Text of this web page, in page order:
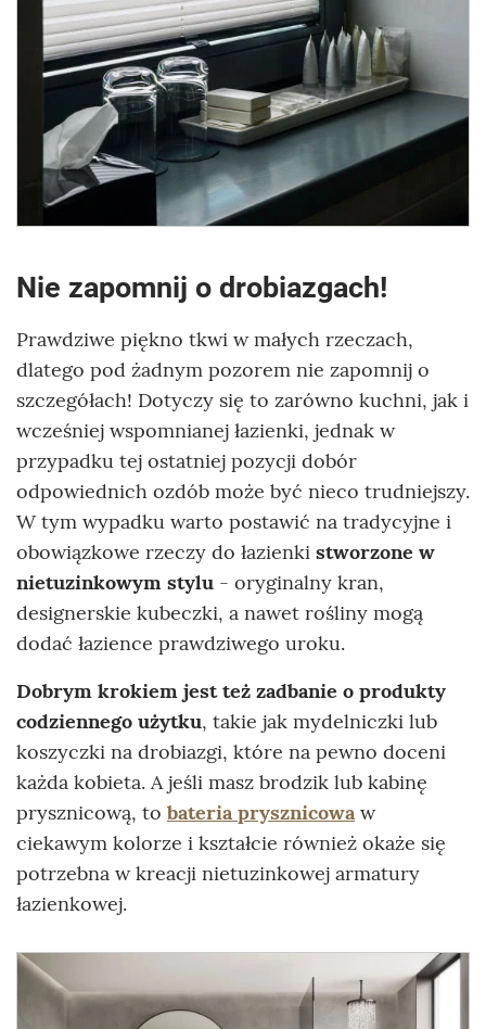
Nie zapomnij o drobiazgach!
Prawdziwe piękno tkwi w małych rzeczach,
dlatego pod żadnym pozorem nie zapomnij o
szczegółach! Dotyczy się to zarówno kuchni, jak i
wcześniej wspomnianej łazienki, jednak w
przypadku tej ostatniej pozycji dobór
odpowiednich ozdób może być nieco trudniejszy.
W tym wypadku warto postawić na tradycyjne i
obowiązkowe rzeczy do łazienki stworzone w
nietuzinkowym stylu - oryginalny kran,
designerskie kubeczki, a nawet rośliny mogą
dodać łazience prawdziwego uroku.
Dobrym krokiem jest też zadbanie o produkty
codziennego użytku, takie jak mydelniczki lub
koszyczki na drobiazgi, które na pewno doceni
każda kobieta. A jeśli masz brodzik lub kabinę
prysznicową, to bateria prysznicowaw
ciekawym kolorze i kształcie również okaże się
potrzebna w kreacji nietuzinkowej armatury
łazienkowej.